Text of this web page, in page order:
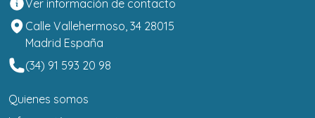
Ver información de contacto
Calle Vallehermoso, 34 28015
Madrid España
(34) 91 593 20 98
Quienes somos